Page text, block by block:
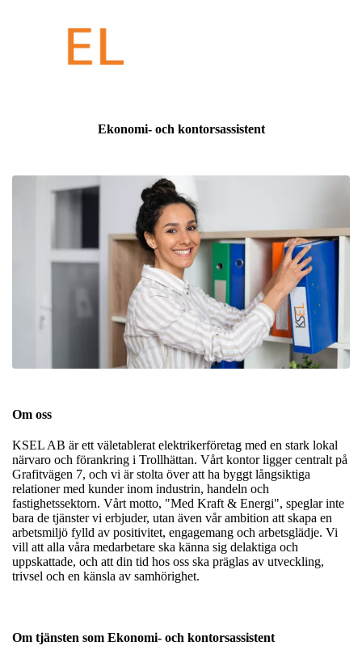
Ekonomi- och kontorsassistent
Om oss
KSEL AB är ett väletablerat elektrikerföretag med en stark lokal
närvaro och förankring i Trollhättan. Vårt kontor ligger centralt på
Grafitvägen 7, och vi är stolta över att ha byggt långsiktiga
relationer med kunder inom industrin, handeln och
fastighetssektorn. Vårt motto, "Med Kraft & Energi", speglar inte
bara de tjänster vi erbjuder, utan även vår ambition att skapa en
arbetsmiljö fylld av positivitet, engagemang och arbetsglädje. Vi
vill att alla våra medarbetare ska känna sig delaktiga och
uppskattade, och att din tid hos oss ska präglas av utveckling,
trivsel och en känsla av samhörighet.
Om tjänsten som Ekonomi- och kontorsassistent